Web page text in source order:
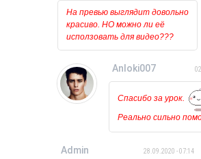
На превью выглядит довольно
красиво. НО можно ли её
исползовать для видео???
Anloki007
Спасибо за урок.
Реально сильно
Admin 28.09.2020 - 07:14